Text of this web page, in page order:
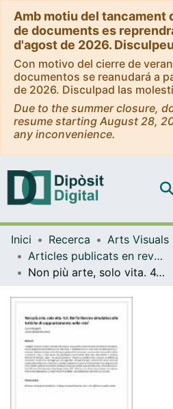
Amb motiu del tancament
de documents es
d'agost de 2026.
Con motivo del cierre de
documentos se reanudará a
de 2026. Disculpad las
Due to the summer closure,
resume starting August 28,
any inconvenience.
Inici Recerca
Arts Visuals
Articles publicats en revistes (Arts Visuals i Disseny)
Non più arte, solo vita. 4.0. Dall'artivismo simulativo alle tattiche di soppiantamento nella rete